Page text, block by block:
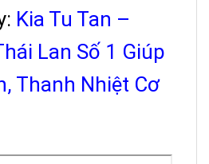
Kia Tu Tan –
Lan Số 1 Giúp
Thanh Nhiệt Cơ